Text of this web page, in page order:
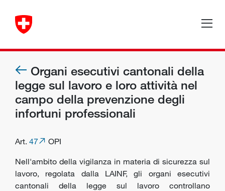
Organi esecutivi cantonali della
legge sul lavoro e loro attività nel
campo della prevenzione degli
infortuni professionali
Art. 47
OPI
Nell'ambito della vigilanza in materia di sicurezza sul
lavoro, regolata dalla LAINF, gli organi esecutivi
cantonali della legge sul lavoro controllano